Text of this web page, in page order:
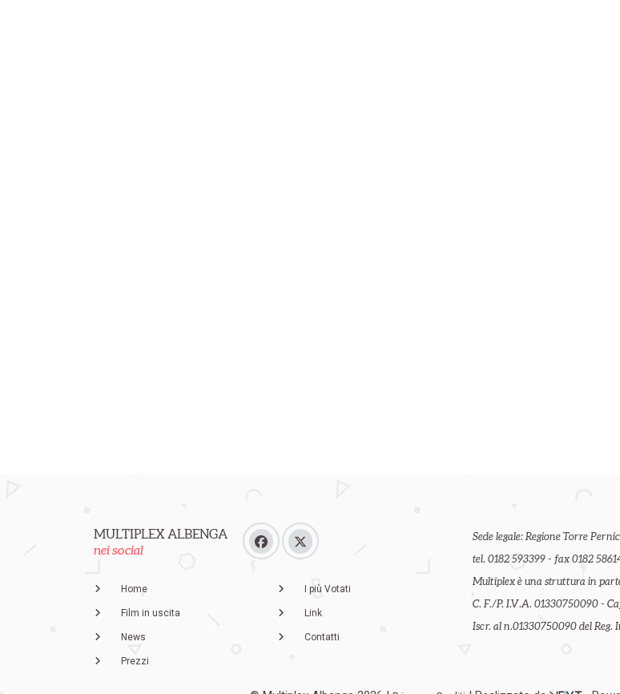
MULTIPLEX ALBENGA
nei social
Home
Film in uscita
News
Prezzi
I più Votati
Link
Contatti
Sede legale: Regione Torre
tel. 0182 593399 - fax 0182
Multiplex è una struttura in
C. F./P. I.V.A. 01330750090 -
Iscr. al n.01330750090 del Reg.